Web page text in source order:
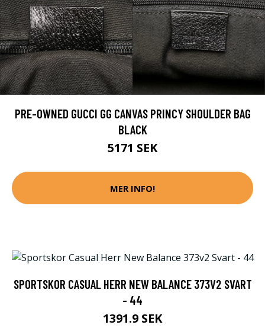
PRE-OWNED GUCCI GG CANVAS PRINCY SHOULDER BAG
BLACK
5171 SEK
MER INFO!
SPORTSKOR CASUAL HERR NEW BALANCE 373V2 SVART
- 44
1391.9 SEK